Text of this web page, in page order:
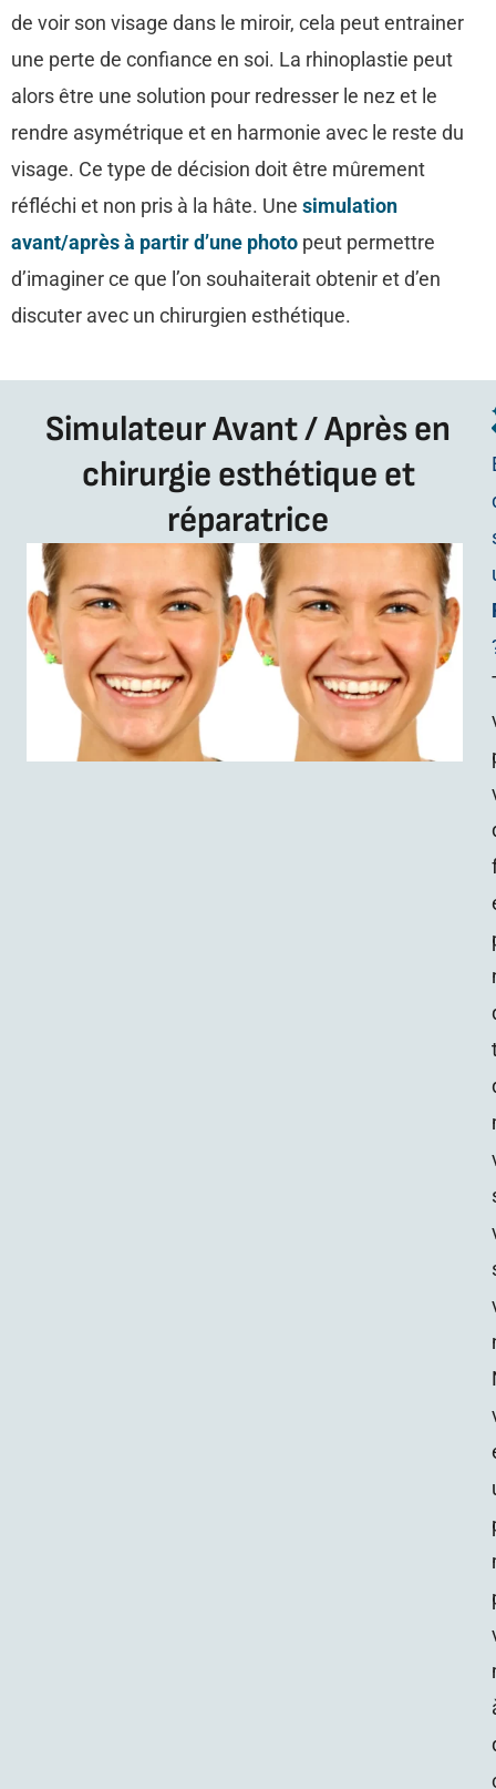
de voir son visage dans le miroir, cela peut entrainer
une perte de confiance en soi. La rhinoplastie peut
alors être une solution pour redresser le nez et le
rendre asymétrique et en harmonie avec le reste du
visage. Ce type de décision doit être mûrement
réfléchi et non pris à la hâte. Une simulation
avant/après à partir d’une photo peut permettre
d’imaginer ce que l’on souhaiterait obtenir et d’en
discuter avec un chirurgien esthétique.
Simulateur Avant / Après en
chirurgie esthétique et
réparatrice